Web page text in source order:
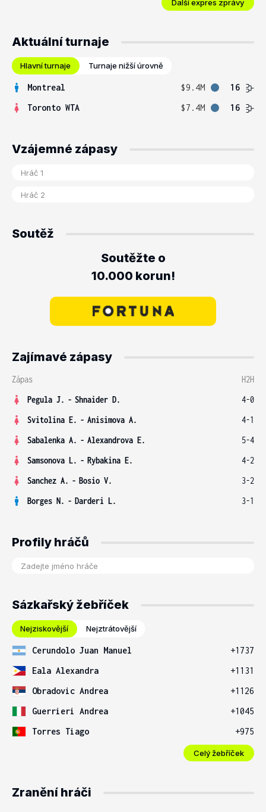
Další expres zprávy
Aktuální turnaje
Hlavní turnaje Turnaje nižší úrovně
Montreal $9.4M
16
Toronto WTA
$7.4M 16
Vzájemné zápasy
Soutěž
Soutěžte o
10.000 korun!
Zajímavé zápasy
Zápas
H2H
Pegula J. - Shnaider D.
4-0
Svitolina E. - Anisimova A.
4-1
Sabalenka A. - Alexandrova E.
5-4
Samsonova L. - Rybakina E.
4-2
Sanchez A. - Bosio V.
3-2
Borges N. - Darderi L. 3-1
Profily hráčů
Sázkařský žebříček
Nejziskovější Nejztrátovější
Cerundolo Juan Manuel
+1737
Eala Alexandra
+1131
Obradovic Andrea
+1126
Guerrieri Andrea
+1045
Torres Tiago
+975
Celý žebříček
Zranění hráči